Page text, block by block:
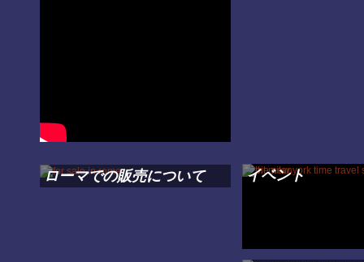
ローマでの販売について イベント